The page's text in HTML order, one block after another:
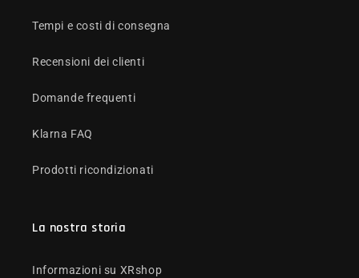
Tempi e costi di consegna
Recensioni dei clienti
Domande frequenti
Klarna FAQ
Prodotti ricondizionati
La nostra storia
Informazioni su XRshop